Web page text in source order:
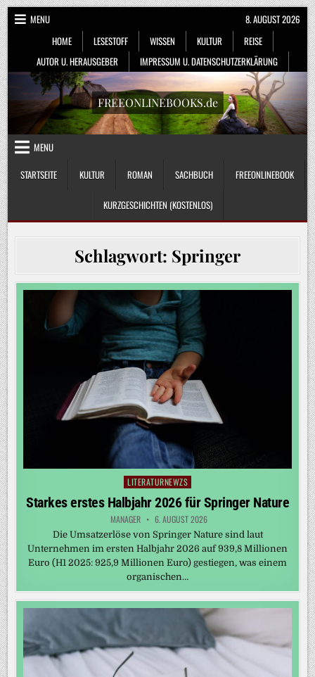
Skip
to
content
MENU
HOME
LESESTOFF WISSEN KULTUR
REISE
AUTOR U. HERAUSGEBER
IMPRESSUM U. DATENSCHUTZERKLÄRUNG
8. AUGUST 2026
FREEONLINEBOOKS.de
MENU
STARTSEITE
KULTUR ROMAN SACHBUCH FREEONLINEBOOK
KURZGESCHICHTEN (KOSTENLOS)
Schlagwort: Springer
Posted
in
LITERATURNEWZS
Starkes erstes Halbjahr 2026 für Springer Nature
MANAGER 6. AUGUST 2026
Die Umsatzerlöse von Springer Nature sind laut
Unternehmen im ersten Halbjahr 2026 auf 939,8 Millionen
Euro (H1 2025: 925,9 Millionen Euro) gestiegen, was einem
organischen…